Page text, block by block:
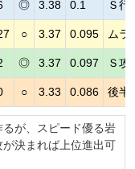
◎ 3.38 0.1 Ｓ行
○ 3.37 0.095 ムラ
◎ 3.37 0.097 Ｓ攻
○ 3.33 0.086 後半
が、スピード優る岩
決まれば上位進出可